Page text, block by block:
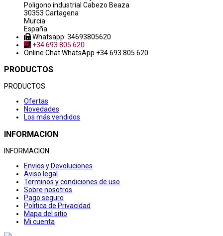
Poligono industrial Cabezo Beaza
30353 Cartagena
Murcia
España
Whatsapp: 34693805620
+34 693 805 620
Online ChatWhatsApp +34 693 805 620
PRODUCTOS
PRODUCTOS
Ofertas
Novedades
Los más vendidos
INFORMACION
INFORMACION
Envios y Devoluciones
Aviso legal
Terminos y condiciones de uso
Sobre nosotros
Pago seguro
Politica de Privacidad
Mapa del sitio
Mi cuenta